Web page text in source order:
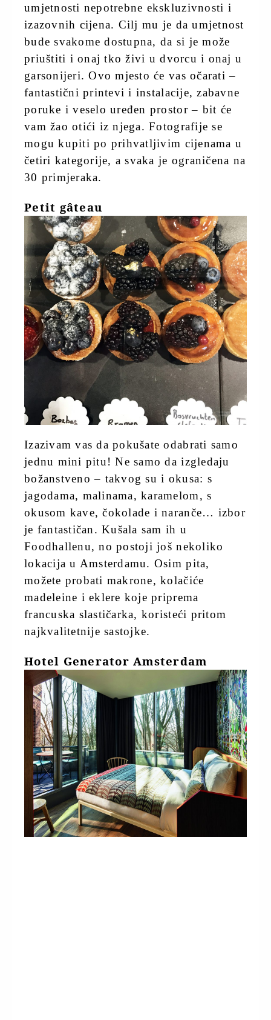
umjetnosti nepotrebne ekskluzivnosti i
izazovnih cijena. Cilj mu je da umjetnost
bude svakome dostupna, da si je može
priuštiti i onaj tko živi u dvorcu i onaj u
garsonijeri. Ovo mjesto će vas očarati –
fantastični printevi i instalacije, zabavne
poruke i veselo uređen prostor – bit će
vam žao otići iz njega. Fotografije se
mogu kupiti po prihvatljivim cijenama u
četiri kategorije, a svaka je ograničena na
30 primjeraka.
Petit gâteau
Izazivam vas da pokušate odabrati samo
jednu mini pitu! Ne samo da izgledaju
božanstveno – takvog su i okusa: s
jagodama, malinama, karamelom, s
okusom kave, čokolade i naranče… izbor
je fantastičan. Kušala sam ih u
Foodhallenu, no postoji još nekoliko
lokacija u Amsterdamu. Osim pita,
možete probati makrone, kolačiće
madeleine i eklere koje priprema
francuska slastičarka, koristeći pritom
najkvalitetnije sastojke.
Hotel Generator Amsterdam